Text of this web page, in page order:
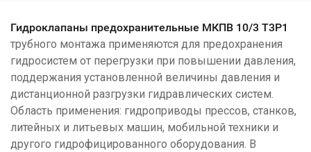
Гидроклапаны предохранительные МКПВ 10/3 Т3Р1
трубного монтажа применяются для предохранения
гидросистем от перегрузки при повышении давления,
поддержания установленной величины давления и
дистанционной разгрузки гидравлических систем.
Область применения: гидроприводы прессов, станков,
литейных и литьевых машин, мобильной техники и
другого гидрофицированного оборудования. В